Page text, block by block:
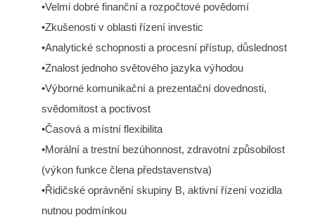
•Velmi dobré finanční a rozpočtové povědomí
•Zkušenosti v oblasti řízení investic
•Analytické schopnosti a procesní přístup, důslednost
•Znalost jednoho světového jazyka výhodou
•Výborné komunikační a prezentační dovednosti,
svědomitost a poctivost
•Časová a místní flexibilita
•Morální a trestní bezúhonnost, zdravotní způsobilost
(výkon funkce člena představenstva)
•Řidičské oprávnění skupiny B, aktivní řízení vozidla
nutnou podmínkou